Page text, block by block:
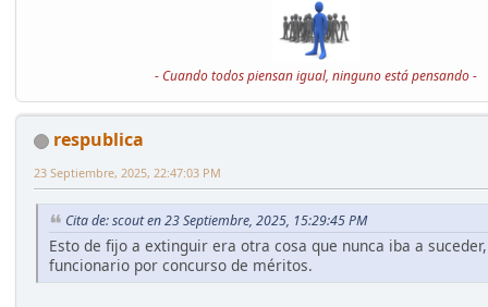
- Cuando todos piensan igual, ninguno está pensando -
respublica
23 Septiembre, 2025, 22:47:03 PM
Cita de: scout en 23 Septiembre, 2025, 15:29:45 PM
Esto de fijo a extinguir era otra cosa que nunca iba a
funcionario por concurso de méritos.